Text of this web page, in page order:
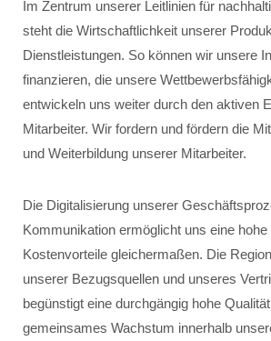
Im Zentrum unserer Leitlinien für
steht die Wirtschaftlichkeit unserer
Dienstleistungen. So können wir unsere
finanzieren, die unsere
entwickeln uns weiter durch den aktiven
Mitarbeiter. Wir fordern und fördern die
und Weiterbildung unserer Mitarbeiter.
Die Digitalisierung unserer
Kommunikation ermöglicht uns eine
Kostenvorteile gleichermaßen. Die
unserer Bezugsquellen und unseres
begünstigt eine durchgängig hohe
gemeinsames Wachstum innerhalb